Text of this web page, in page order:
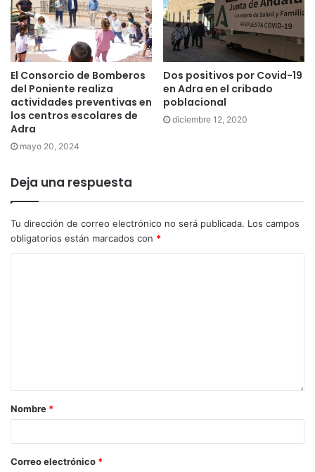
El Consorcio de Bomberos
del Poniente realiza
actividades preventivas en
los centros escolares de
Adra
mayo 20, 2024
Dos positivos por Covid-19
en Adra en el cribado
poblacional
diciembre 12, 2020
Deja una respuesta
Tu dirección de correo electrónico no será publicada. Los campos
obligatorios están marcados con *
Nombre *
Correo electrónico *